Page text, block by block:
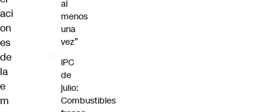
aci
on
es
de
la
e
m
al
menos
una
vez”
IPC
de
julio:
Combustibles